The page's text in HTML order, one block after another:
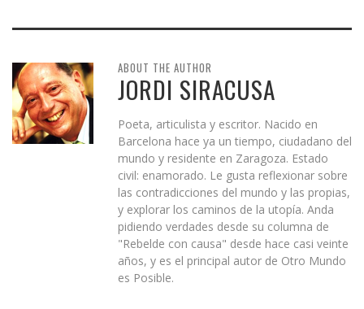
ABOUT THE AUTHOR
JORDI SIRACUSA
Poeta, articulista y escritor. Nacido en
Barcelona hace ya un tiempo, ciudadano del
mundo y residente en Zaragoza. Estado
civil: enamorado. Le gusta reflexionar sobre
las contradicciones del mundo y las propias,
y explorar los caminos de la utopía. Anda
pidiendo verdades desde su columna de
"Rebelde con causa" desde hace casi veinte
años, y es el principal autor de Otro Mundo
es Posible.